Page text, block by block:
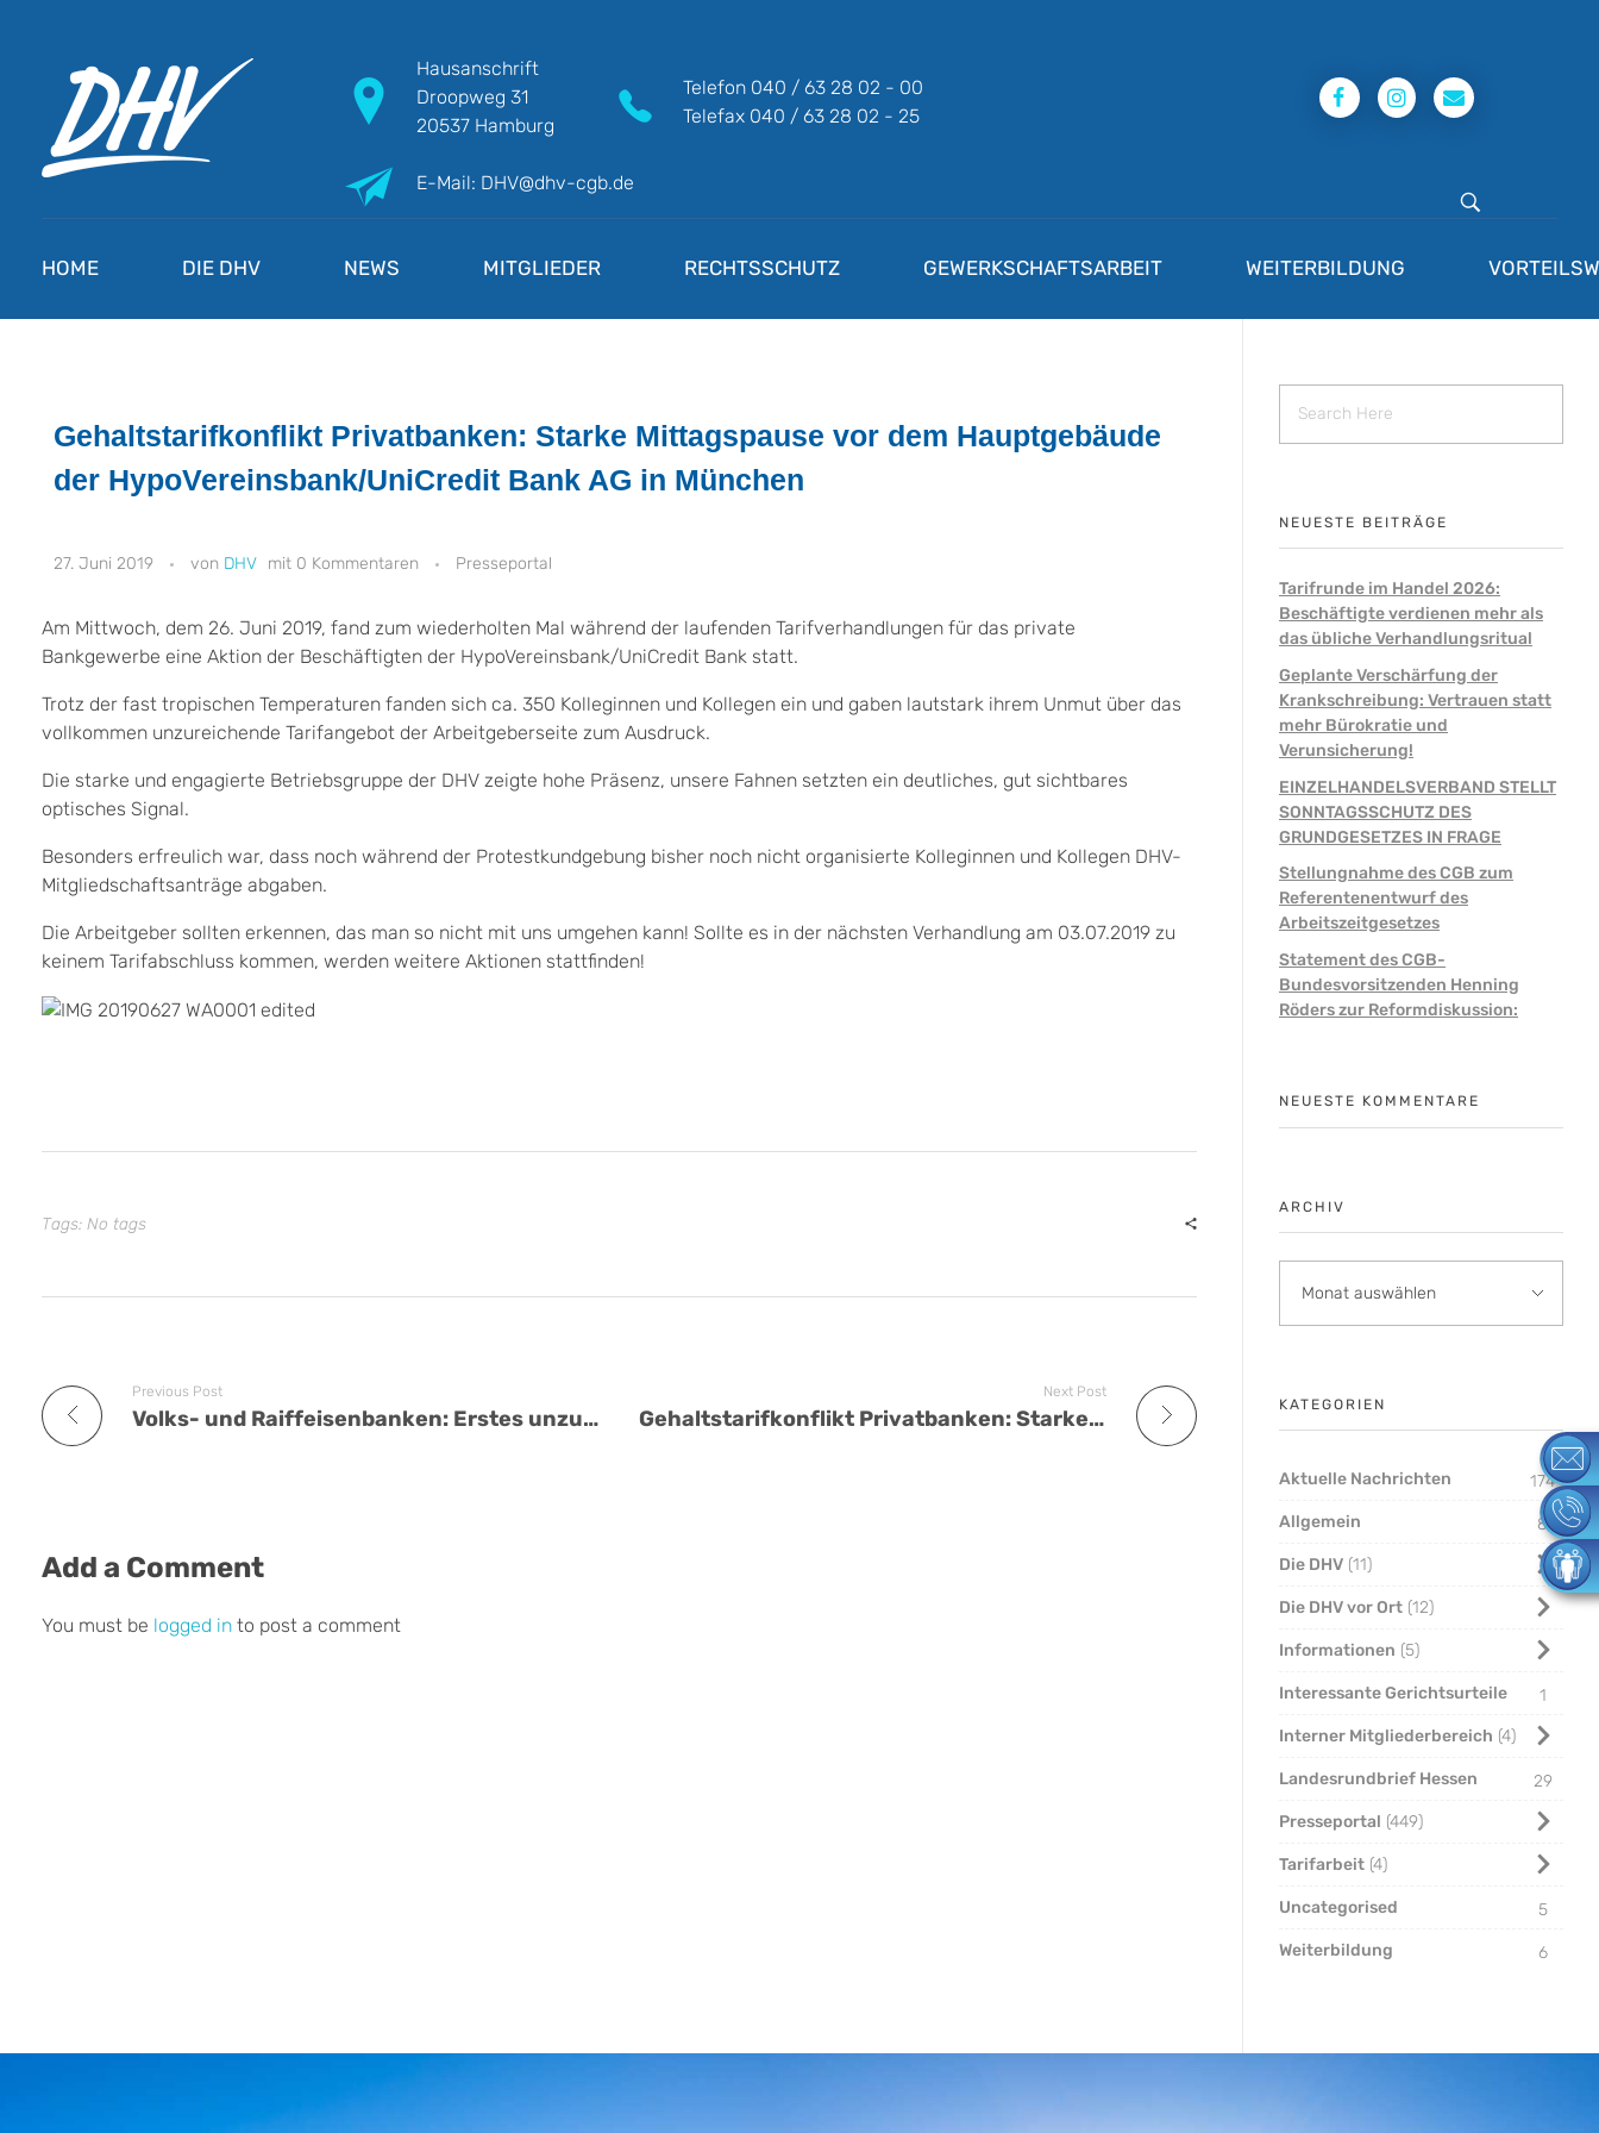
Hausanschrift
Droopweg 31
20537 Hamburg
Telefon 040 / 63 28 02 - 00
Telefax 040 / 63 28 02 - 25
E-Mail: DHV@dhv-cgb.de
HOME DIE DHV NEWS MITGLIEDER RECHTSSCHUTZ GEWERKSCHAFTSARBEIT WEITERBILDUNG
Gehaltstarifkonflikt Privatbanken: Starke Mittagspause vor dem Hauptgebäude
der HypoVereinsbank/UniCredit Bank AG in München
27. Juni 2019 DHV 0 Kommentaren Presseportal
Am Mittwoch, dem 26. Juni 2019, fand zum wiederholten Mal während der laufenden Tarifverhandlungen für das private
Bankgewerbe eine Aktion der Beschäftigten der HypoVereinsbank/UniCredit Bank statt.
Trotz der fast tropischen Temperaturen fanden sich ca. 350 Kolleginnen und Kollegen ein und gaben lautstark ihrem Unmut über das
vollkommen unzureichende Tarifangebot der Arbeitgeberseite zum Ausdruck.
Die starke und engagierte Betriebsgruppe der DHV zeigte hohe Präsenz, unsere Fahnen setzten ein deutliches, gut sichtbares
optisches Signal.
Besonders erfreulich war, dass noch während der Protestkundgebung bisher noch nicht organisierte Kolleginnen und Kollegen DHV-
Mitgliedschaftsanträge abgaben.
Die Arbeitgeber sollten erkennen, das man so nicht mit uns umgehen kann! Sollte es in der nächsten Verhandlung am 03.07.2019 zu
keinem Tarifabschluss kommen, werden weitere Aktionen stattfinden!
Tags: No tags
Previous Post
Volks- und Raiffeisenbanken: Erstes unzureichendes Arbeitgeberangebot
Next Post
Gehaltstarifkonflikt Privatbanken: Starke Mittagspause vor dem Hauptgebäude der HypoVereinsbank/UniCredit Bank AG in München
Add a Comment
You must be logged in to post a comment
NEUESTE BEITRÄGE
Tarifrunde im Handel 2026:
Beschäftigte verdienen mehr als
das übliche Verhandlungsritual
Geplante Verschärfung der
Krankschreibung: Vertrauen statt
mehr Bürokratie und
Verunsicherung!
EINZELHANDELSVERBAND STELLT
SONNTAGSSCHUTZ DES
GRUNDGESETZES IN FRAGE
Stellungnahme des CGB zum
Referentenentwurf des
Arbeitszeitgesetzes
Statement des CGB-
Bundesvorsitzenden Henning
Röders zur Reformdiskussion:
NEUESTE KOMMENTARE
ARCHIV
KATEGORIEN
Aktuelle Nachrichten
174
Allgemein
8
Die DHV 11
Die DHV vor Ort 12
Informationen 5
Interessante Gerichtsurteile
1
Interner Mitgliederbereich 4
Landesrundbrief Hessen
29
Presseportal 449
Tarifarbeit 4
Uncategorised
5
Weiterbildung
6